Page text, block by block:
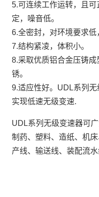
5.可连续工作运转，且
定，噪音低。
6.全密封，对环境要求低
7.结构紧凌，体积小。
8.采取优质铝合金压铸
锈。
9.适应性好。UDL系列无
实现低速无级变速.
UDL系列无级变速器可
制药、塑料、造纸、机
产线、输送线、装配流